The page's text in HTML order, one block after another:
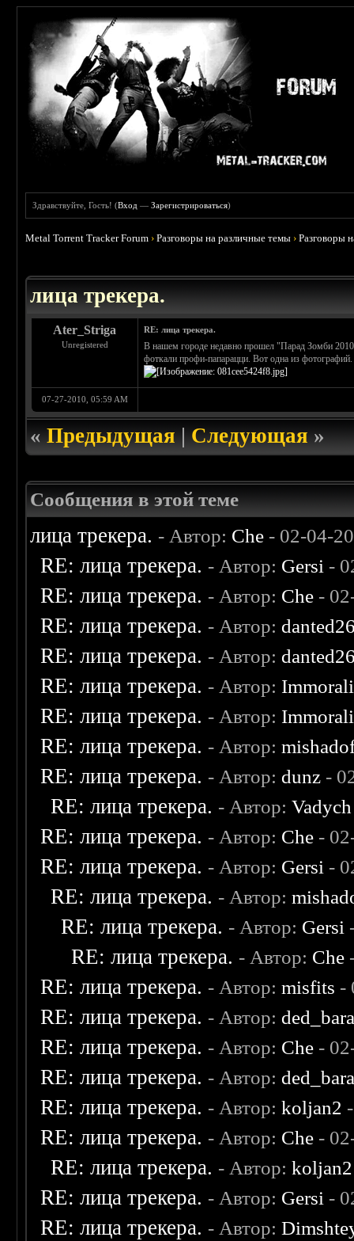
Здравствуйте, Гость! (Вход —Зарегистрироваться)
Metal Torrent Tracker Forum ›Разговоры на различные темы ›Разговоры
лица трекера.
Ater_Striga
Unregistered
RE: лица трекера.
В нашем городе недавно прошел "Парад Зомби
фоткали профи-папарацци. Вот одна из
07-27-2010, 05:59 AM
«Предыдущая|Следующая»
Сообщения в этой теме
лица трекера. - Автор: Che - 02-04-
RE: лица трекера. - Автор: Gersi -
RE: лица трекера. - Автор: Che -
RE: лица трекера. - Автор:
RE: лица трекера. - Автор:
RE: лица трекера. - Автор:
RE: лица трекера. - Автор:
RE: лица трекера. - Автор:
RE: лица трекера. - Автор: dunz -
RE: лица трекера. - Автор:Vadych
RE: лица трекера. - Автор: Che -
RE: лица трекера. - Автор: Gersi -
RE: лица трекера. - Автор:
RE: лица трекера. - Автор: Gersi
RE: лица трекера. - Автор: Che
RE: лица трекера. - Автор:misfits -
RE: лица трекера. - Автор:
RE: лица трекера. - Автор: Che -
RE: лица трекера. - Автор:
RE: лица трекера. - Автор:koljan2
RE: лица трекера. - Автор: Che -
RE: лица трекера. - Автор:koljan2
RE: лица трекера. - Автор: Gersi -
RE: лица трекера. - Автор: